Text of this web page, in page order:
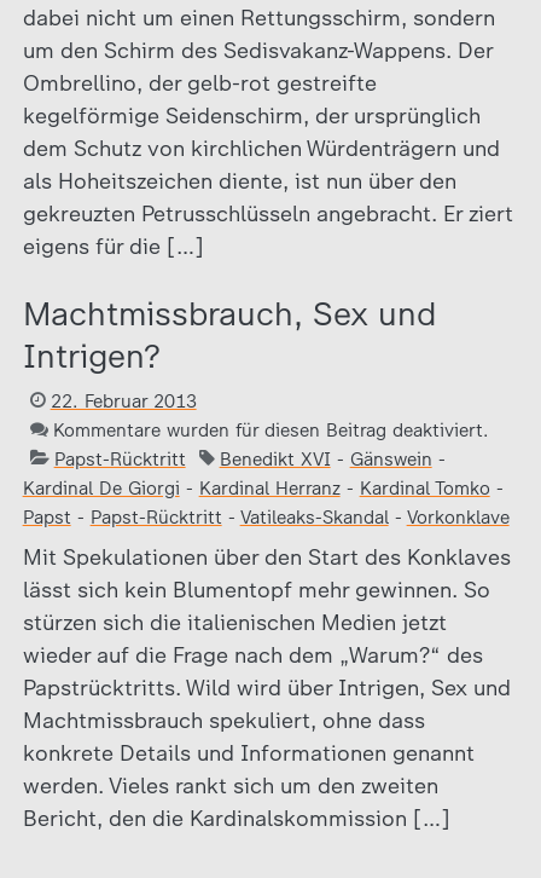
dabei nicht um einen Rettungsschirm, sondern
um den Schirm des Sedisvakanz-Wappens. Der
Ombrellino, der gelb-rot gestreifte
kegelförmige Seidenschirm, der ursprünglich
dem Schutz von kirchlichen Würdenträgern und
als Hoheitszeichen diente, ist nun über den
gekreuzten Petrusschlüsseln angebracht. Er ziert
eigens für die […]
Machtmissbrauch, Sex und
Intrigen?
22. Februar 2013
Kommentare wurden für diesen Beitrag deaktiviert.
Papst-Rücktritt
Benedikt XVI - Gänswein -
Kardinal De Giorgi - Kardinal Herranz- Kardinal Tomko -
Papst - Papst-Rücktritt - Vatileaks-Skandal- Vorkonklave
Mit Spekulationen über den Start des Konklaves
lässt sich kein Blumentopf mehr gewinnen. So
stürzen sich die italienischen Medien jetzt
wieder auf die Frage nach dem „Warum?“ des
Papstrücktritts. Wild wird über Intrigen, Sex und
Machtmissbrauch spekuliert, ohne dass
konkrete Details und Informationen genannt
werden. Vieles rankt sich um den zweiten
Bericht, den die Kardinalskommission […]